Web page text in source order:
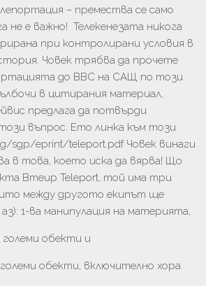
– премества се само
не е важно! Телекенезата никога
при контролирани условия в
Човек трябва да прочете
до ВВС на САЩ по този
в цитирания материал,
предлага да потвърди
въпрос. Ето линка към този
sgp/eprint/teleport.pdf Човек винаги
в това, което иска да вярва! Що
Bmeup Teleport, той има три
между другото екипът ще
1-ва манипулация на материята,
големи обекти и
обекти, включително хора.